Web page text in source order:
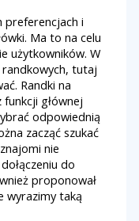
preferencjach i
Ma to na celu
użytkowników. W
tutaj
Randki na
głównej
odpowiednią
zacząć szukać
nie
do
proponował
wyrazimy taką